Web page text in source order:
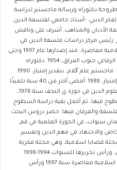
العراقي. -كتبت حتى اليوم 25 اطروحة دكتوراه ورسالة ماجستير لدراسة
الديني. -أستاذ جامعي لفلسفة الدين
الأديان والمذاهب. أشرف على وناقش
رئيس مركز دراسات فلسفة الدين في
بغداد، ورئيس تحرير مجلة قضايا إسلامية معاصرة، منذ إصدارها عام 1997 وحتى
اليوم. آثاره المطبوعة 54 كتابًا. مواليد الرفاعي جنوب العراق، 1954. دكتوراه
فلسفة إسلامية، بتقدير إمتياز، 2005. ماجستير علم کلام، بتقدير إمتياز، 1990.
بكالوريوس دراسات إسلامية، بتقدير إمتياز، 1988. أمضى أكثر من 40 سنة تلميذًا
وأستاذًا في الحوزة. انخرط في دراسة علوم الدين في حوزة ي النجف سنة 1978،
فيها، ثم أكمل بقية دراسة السطوح
والعرفان فيها. حضر دروس البحث
سنوات، في الحوزة العلمية في قم،
والاجتهاد في فهم الدين وتفسير
قضايا اسلامية، وهي مجلة فكرية
نصف سنوية تعنى بتجديد الفكر الديني، ورأس تحريرها للسنوات 1994-1998.
توقفت سنة 1998. أصدر مجلة قضايا اسلامية معاصرة سنة 1997 ورأس